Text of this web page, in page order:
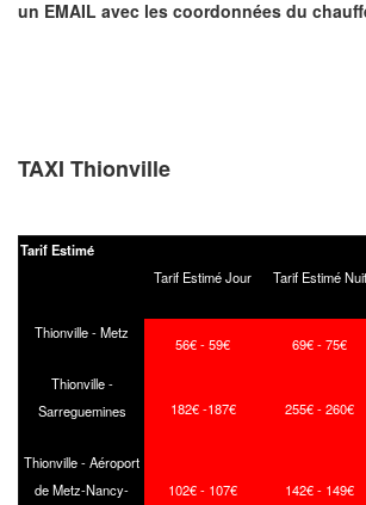
un EMAIL avec les coordonnées du
TAXI Thionville
Tarif Estimé
Tarif Estimé Jour
Tarif Estimé Nuit
Thionville - Metz
56€ - 59€ 69€ - 75€
Thionville -
Sarreguemines
182€ -187€ 255€ - 260€
Thionville - Aéroport
de Metz-Nancy-
102€ - 107€ 142€ - 149€